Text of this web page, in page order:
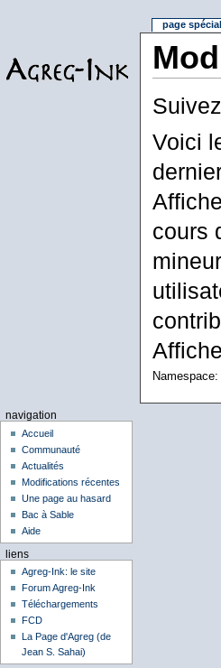
Voici
cours
Namespace:
page
navigation
Accueil
Communauté
Actualités
Modifications récentes
Une page au hasard
Bac à Sable
Aide
liens
Agreg-Ink: le site
Forum Agreg-Ink
Téléchargements
FCD
La Page d'Agreg (de
Jean S. Sahai)